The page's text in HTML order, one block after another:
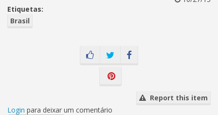
Etiquetas:
Brasil
Report this item
Login para deixar um comentário